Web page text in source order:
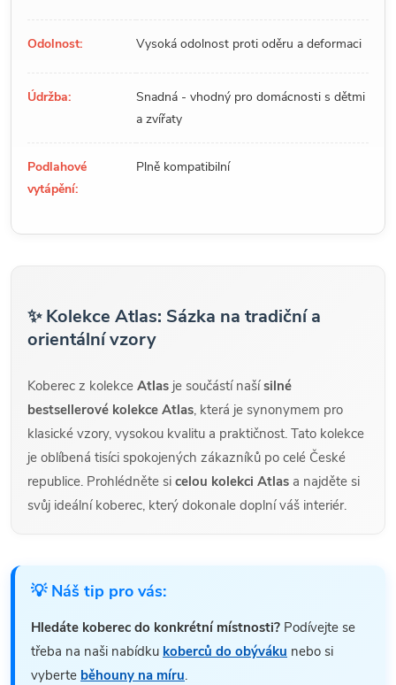
Odolnost: Vysoká odolnost proti oděru a deformaci
Údržba:
Snadná - vhodný pro domácnosti s dětmi
a zvířaty
Podlahové
vytápění:
Plně kompatibilní
✨ Kolekce Atlas: Sázka na tradiční a
orientální vzory
Koberec z kolekce Atlas je součástí našísilné
bestsellerové kolekce Atlas, která je synonymem pro
klasické vzory, vysokou kvalitu a praktičnost. Tato kolekce
je oblíbená tisíci spokojených zákazníků po celé České
republice. Prohlédněte si celou kolekci Atlas a najděte si
svůj ideální koberec, který dokonale doplní váš interiér.
💡 Náš tip pro vás:
Hledáte koberec do konkrétní místnosti? Podívejte se
třeba na naši nabídku koberců do obýváku nebo si
vyberte běhouny na míru.